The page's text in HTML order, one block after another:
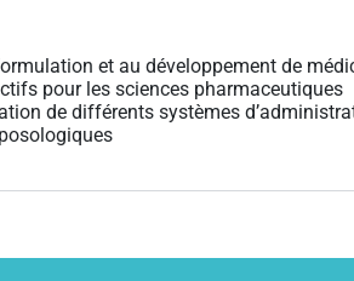
et au développement de
pour les sciences pharmaceutiques
de différents systèmes